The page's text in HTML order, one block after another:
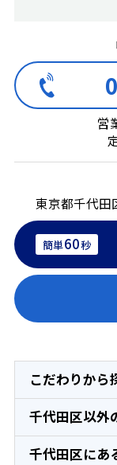
営
東京都千代田
簡単60秒
こだわりから
千代田区以外
千代田区にあ